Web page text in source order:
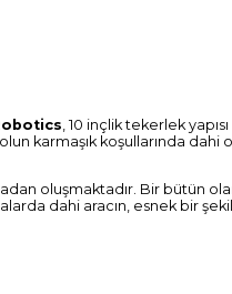
, 10 inçlik tekerlek
karmaşık koşullarında dahi
oluşmaktadır. Bir bütün
dahi aracın, esnek bir